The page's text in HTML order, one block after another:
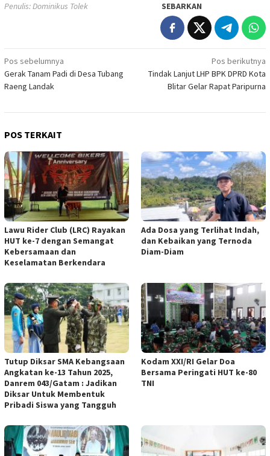
Penulis: Dominikus Tolek SEBARKAN
Navigasi
pos
Pos sebelumnya
Gerak Tanam Padi di Desa Tubang
Raeng Landak
Pos berikutnya
Tindak Lanjut LHP BPK DPRD Kota
Blitar Gelar Rapat Paripurna
POS TERKAIT
Lawu Rider Club (LRC) Rayakan
HUT ke-7 dengan Semangat
Kebersamaan dan
Keselamatan Berkendara
Ada Dosa yang Terlihat Indah,
dan Kebaikan yang Ternoda
Diam-Diam
Tutup Diksar SMA Kebangsaan
Angkatan ke-13 Tahun 2025,
Danrem 043/Gatam : Jadikan
Diksar Untuk Membentuk
Pribadi Siswa yang Tangguh
Kodam XXI/RI Gelar Doa
Bersama Peringati HUT ke-80
TNI